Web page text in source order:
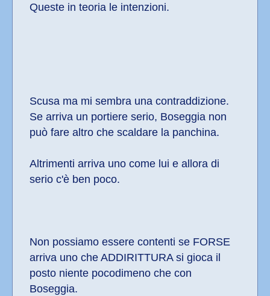
Queste in teoria le intenzioni.
Scusa ma mi sembra una contraddizione.
Se arriva un portiere serio, Boseggia non
può fare altro che scaldare la panchina.
Altrimenti arriva uno come lui e allora di
serio c'è ben poco.
Non possiamo essere contenti se FORSE
arriva uno che ADDIRITTURA si gioca il
posto niente pocodimeno che con
Boseggia.